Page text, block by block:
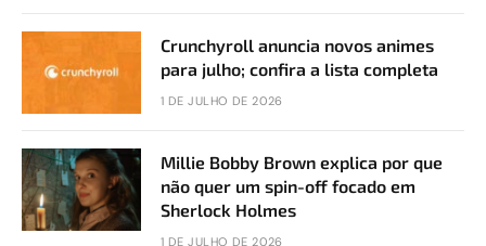
Crunchyroll anuncia novos animes
para julho; confira a lista completa
1 DE JULHO DE 2026
Millie Bobby Brown explica por que
não quer um spin-off focado em
Sherlock Holmes
1 DE JULHO DE 2026